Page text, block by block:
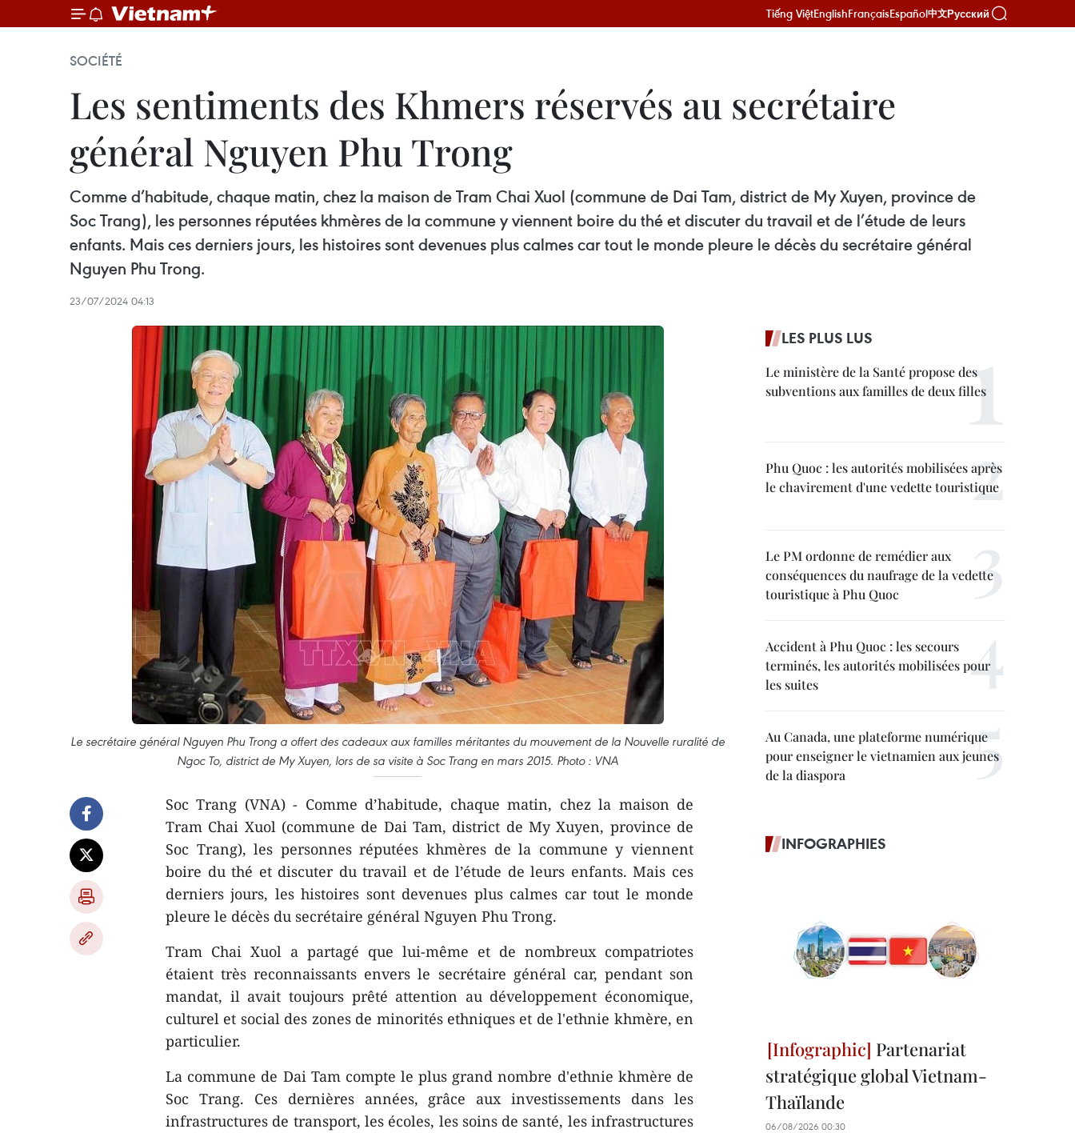
Tiếng ViệtEnglishFrançaisEspañol中文Русский
SOCIÉTÉ
Les sentiments des Khmers réservés au secrétaire
général Nguyen Phu Trong
Comme d’habitude, chaque matin, chez la maison de Tram Chai Xuol (commune de Dai Tam, district de My Xuyen, province de
Soc Trang), les personnes réputées khmères de la commune y viennent boire du thé et discuter du travail et de l’étude de leurs
enfants. Mais ces derniers jours, les histoires sont devenues plus calmes car tout le monde pleure le décès du secrétaire général
Nguyen Phu Trong.
23/07/2024 04:13
Le secrétaire général Nguyen Phu Trong a offert des cadeaux aux familles méritantes du mouvement de la Nouvelle ruralité de
Ngoc To, district de My Xuyen, lors de sa visite à Soc Trang en mars 2015. Photo : VNA
Soc Trang (VNA) - Comme d’habitude, chaque matin, chez la maison de
Tram Chai Xuol (commune de Dai Tam, district de My Xuyen, province de
Soc Trang), les personnes réputées khmères de la commune y viennent
boire du thé et discuter du travail et de l’étude de leurs enfants. Mais ces
derniers jours, les histoires sont devenues plus calmes car tout le monde
pleure le décès du secrétaire général Nguyen Phu Trong.
Tram Chai Xuol a partagé que lui-même et de nombreux compatriotes
étaient très reconnaissants envers le secrétaire général car, pendant son
mandat, il avait toujours prêté attention au développement économique,
culturel et social des zones de minorités ethniques et de l'ethnie khmère, en
particulier.
La commune de Dai Tam compte le plus grand nombre d'ethnie khmère de
Soc Trang. Ces dernières années, grâce aux investissements dans les
infrastructures de transport, les écoles, les soins de santé, les infrastructures
LES PLUS LUS
Le ministère de la Santé propose des
subventions aux familles de deux filles
Phu Quoc : les autorités mobilisées après
le chavirement d'une vedette touristique
Le PM ordonne de remédier aux
conséquences du naufrage de la vedette
touristique à Phu Quoc
Accident à Phu Quoc : les secours
terminés, les autorités mobilisées pour
les suites
Au Canada, une plateforme numérique
pour enseigner le vietnamien aux jeunes
de la diaspora
INFOGRAPHIES
Partenariat
stratégique global Vietnam-
Thaïlande
06/08/2026 00:30